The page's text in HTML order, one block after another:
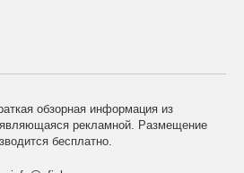
обзорная информация из
являющаяся рекламной. Размещение
бесплатно.